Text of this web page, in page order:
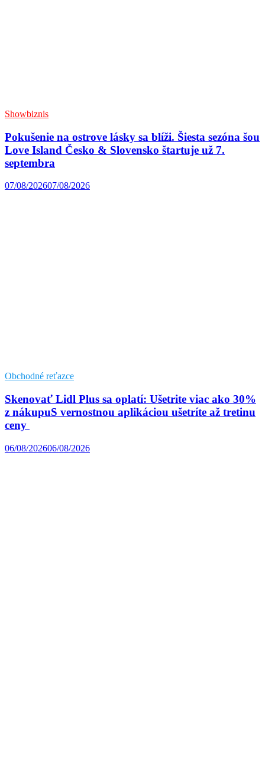
Showbiznis
Pokušenie na ostrove lásky sa blíži. Šiesta sezóna šou
Love Island Česko & Slovensko štartuje už 7.
septembra
07/08/202607/08/2026
Obchodné reťazce
Skenovať Lidl Plus sa oplatí: Ušetrite viac ako 30%
z nákupuS vernostnou aplikáciou ušetríte až tretinu
ceny
06/08/202606/08/2026